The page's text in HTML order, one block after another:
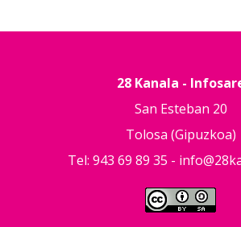
28 Kanala -
San Esteban 20
Tolosa (Gipuzkoa)
Tel: 943 69 89 35 -